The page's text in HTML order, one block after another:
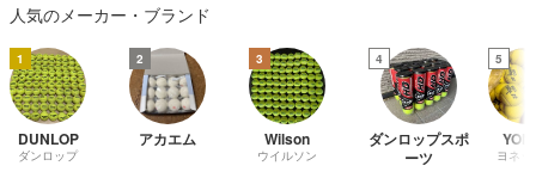
人気のメーカー・ブランド
1
DUNLOP
ダンロップ
2
アカエム
3
Wilson
ウイルソン
4
ダンロップスポ
ーツ
5
ヨネ